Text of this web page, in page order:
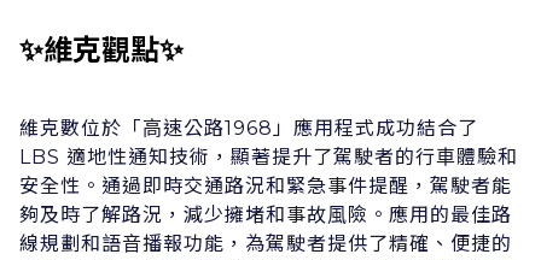
✨維克觀點✨
維克數位於「⾼速公路1968」應⽤程式成功結合了
LBS 適地性通知技術，顯著提升了駕駛者的⾏⾞體驗和
安全性。通過即時交通路況和緊急事件提醒，駕駛者能
夠及時了解路況，減少擁堵和事故⾵險。應⽤的最佳路
線規劃和語⾳播報功能，為駕駛者提供了精確、便捷的